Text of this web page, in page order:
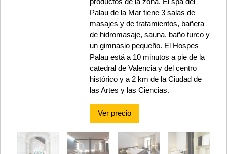
Palau de la Mar tiene 3 salas de
masajes y de tratamientos, bañera
de hidromasaje, sauna, baño turco y
un gimnasio pequeño. El Hospes
Palau está a 10 minutos a pie de la
catedral de Valencia y del centro
histórico y a 2 km de la Ciudad de
las Artes y las Ciencias.
Ver precio